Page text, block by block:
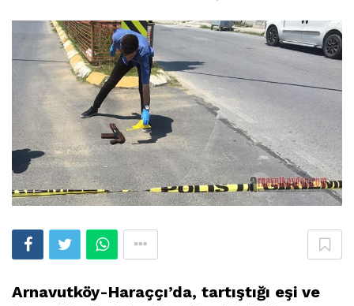
Arnavutköy-Haraççı’da, tartıştığı eşi ve